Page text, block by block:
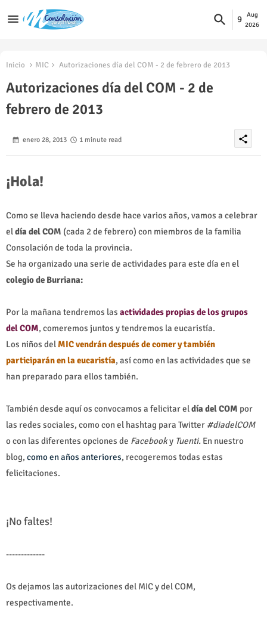
9
Aug
2026
Inicio MIC Autorizaciones día del COM - 2 de febrero de 2013
Autorizaciones día del COM - 2 de
febrero de 2013
enero 28, 2013 1 minute read share
¡Hola!
Como se lleva haciendo desde hace varios años, vamos a celebrar
eldía del COM (cada 2 de febrero) con miembros de la familia
Consolación de toda la provincia.
Se ha organizado una serie de actividades para este día en el
colegio de Burriana:
Por la mañana tendremos las actividades propias de los grupos
del COM, comeremos juntos y tendremos la eucaristía.
Los niños delMIC vendrán después de comer y también
participarán en la eucaristía, así como en las actividades que se
han preparado para ellos también.
También desde aquí os convocamos a felicitar eldía del COM por
las redes sociales, como con el hashtag para Twitter #diadelCOM
o con las diferentes opciones de Facebooky Tuenti. En nuestro
blog, como en años anteriores, recogeremos todas estas
felicitaciones.
¡No faltes!
-------------
Os dejamos las autorizaciones del MIC y del COM,
respectivamente.